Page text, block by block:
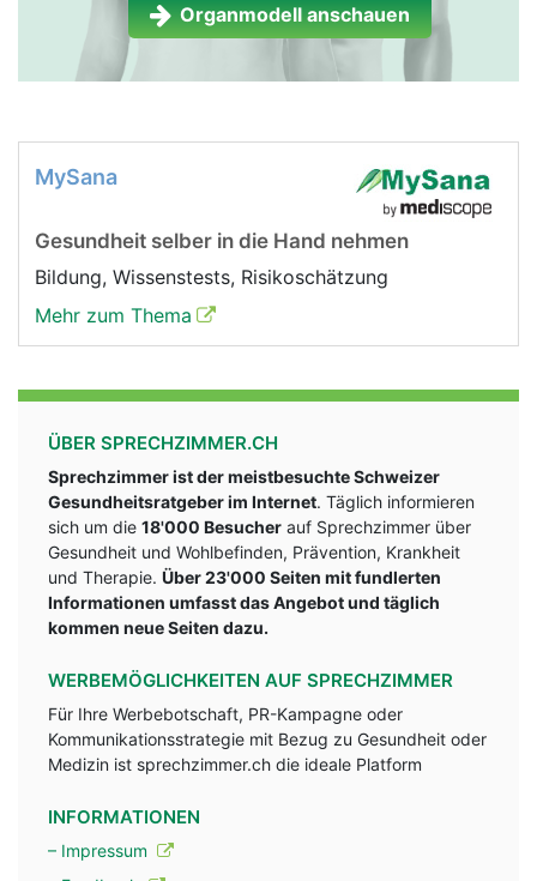
Organmodell anschauen
MySana
Gesundheit selber in die Hand nehmen
Bildung, Wissenstests, Risikoschätzung
Mehr zum Thema
ÜBER SPRECHZIMMER.CH
Sprechzimmer ist der meistbesuchte Schweizer
Gesundheitsratgeber im Internet. Täglich informieren
sich um die 18'000 Besucher auf Sprechzimmer über
Gesundheit und Wohlbefinden, Prävention, Krankheit
und Therapie. Über 23'000 Seiten mit fundlerten
Informationen umfasst das Angebot und täglich
kommen neue Seiten dazu.
WERBEMÖGLICHKEITEN AUF SPRECHZIMMER
Für Ihre Werbebotschaft, PR-Kampagne oder
Kommunikationsstrategie mit Bezug zu Gesundheit oder
Medizin ist sprechzimmer.ch die ideale Platform
INFORMATIONEN
– Impressum